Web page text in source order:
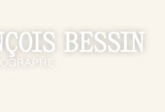
BESSIN